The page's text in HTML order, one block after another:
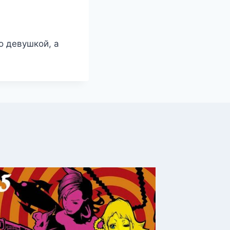
девушкой, а